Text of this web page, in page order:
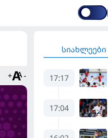
+ -
სიახლეები
17:17
17:04